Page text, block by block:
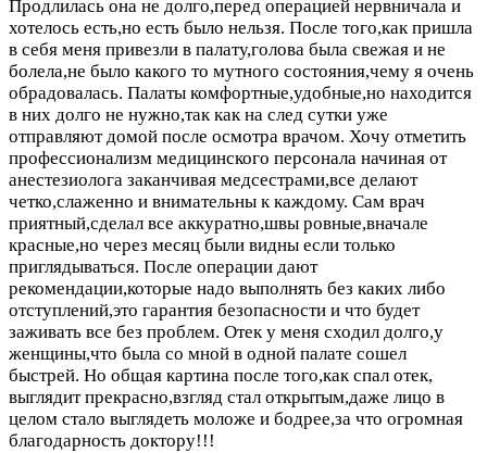
Продлилась она не долго,перед операцией нервничала и
хотелось есть,но есть было нельзя. После того,как пришла
в себя меня привезли в палату,голова была свежая и не
болела,не было какого то мутного состояния,чему я очень
обрадовалась. Палаты комфортные,удобные,но находится
в них долго не нужно,так как на след сутки уже
отправляют домой после осмотра врачом. Хочу отметить
профессионализм медицинского персонала начиная от
анестезиолога заканчивая медсестрами,все делают
четко,слаженно и внимательны к каждому. Сам врач
приятный,сделал все аккуратно,швы ровные,вначале
красные,но через месяц были видны если только
приглядываться. После операции дают
рекомендации,которые надо выполнять без каких либо
отступлений,это гарантия безопасности и что будет
заживать все без проблем. Отек у меня сходил долго,у
женщины,что была со мной в одной палате сошел
быстрей. Но общая картина после того,как спал отек,
выглядит прекрасно,взгляд стал открытым,даже лицо в
целом стало выглядеть моложе и бодрее,за что огромная
благодарность доктору!!!